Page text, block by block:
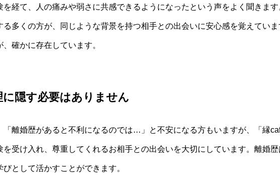
を経て、人の痛みや弱さに共感できるようになったという声をよく聞きま
る多くの方が、同じような背景を持つ相手との出会いに安心感を覚えてい
確かに存在しています。
に隠す必要はありません
「離婚歴があると不利になるのでは…」と不安になる方もいますが、「縁
を受け入れ、尊重してくれるお相手との出会いを大切にしています。離婚
として活かすことができます。